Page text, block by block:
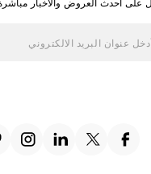
على أحدث العروض والأخبار